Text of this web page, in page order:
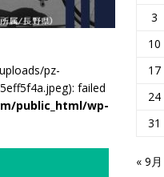
pz-
failed
public_html/wp-
3
10
17
24
31
« 9月